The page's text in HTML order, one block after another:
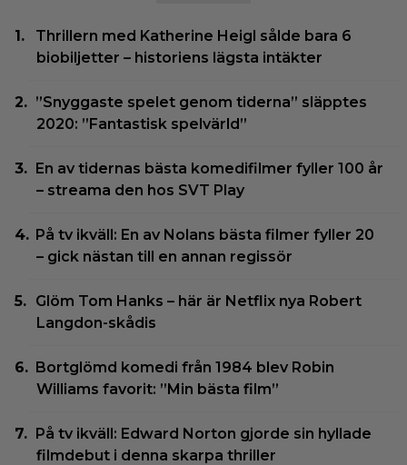
Thrillern med Katherine Heigl sålde bara 6
biobiljetter – historiens lägsta intäkter
”Snyggaste spelet genom tiderna” släpptes
2020: ”Fantastisk spelvärld”
En av tidernas bästa komedifilmer fyller 100 år
– streama den hos SVT Play
På tv ikväll: En av Nolans bästa filmer fyller 20
– gick nästan till en annan regissör
Glöm Tom Hanks – här är Netflix nya Robert
Langdon-skådis
Bortglömd komedi från 1984 blev Robin
Williams favorit: ”Min bästa film”
På tv ikväll: Edward Norton gjorde sin hyllade
filmdebut i denna skarpa thriller